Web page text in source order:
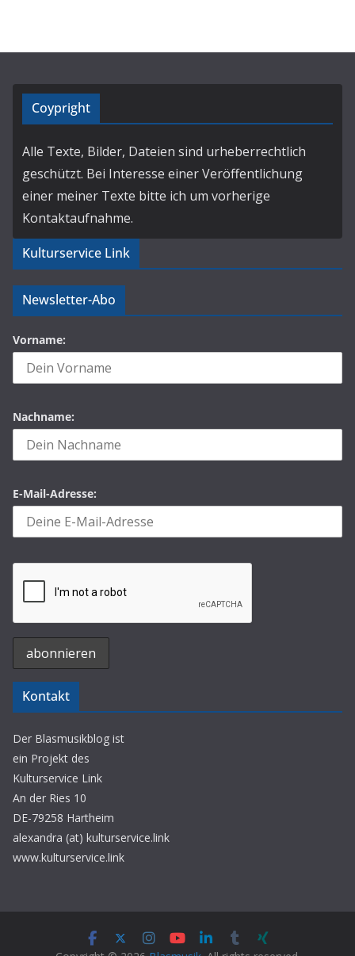
Coypright
Alle Texte, Bilder, Dateien sind urheberrechtlich
geschützt. Bei Interesse einer Veröffentlichung
einer meiner Texte bitte ich um vorherige
Kontaktaufnahme.
Kulturservice Link
Newsletter-Abo
Vorname:
Nachname:
E-Mail-Adresse:
Kontakt
Der Blasmusikblog ist
ein Projekt des
Kulturservice Link
An der Ries 10
DE-79258 Hartheim
alexandra (at) kulturservice.link
www.kulturservice.link